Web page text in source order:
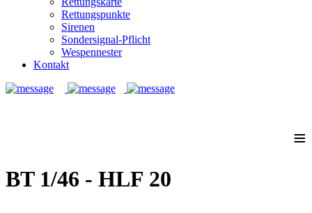
Rettungspunkte
Sirenen
Sondersignal-Pflicht
Wespennester
Kontakt
≡
BT 1/46 - HLF 20